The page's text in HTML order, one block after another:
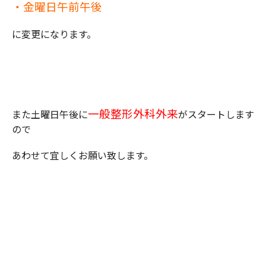
・金曜日午前午後
に変更になります。
また土曜日午後に一般整形外科外来がスタートします
ので
あわせて宜しくお願い致します。